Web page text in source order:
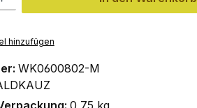
hinzufügen
WK0600802-M